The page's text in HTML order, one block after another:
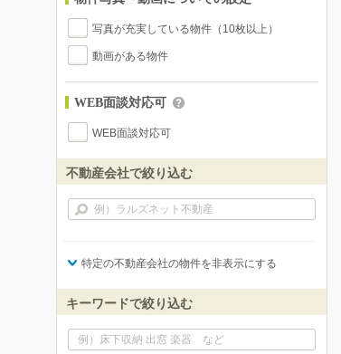
写真が充実している物件（10枚以上）
動画がある物件
WEB面談対応可
WEB面談対応可
不動産会社で絞り込む
特定の不動産会社の物件を非表示にする
キーワードで絞り込む